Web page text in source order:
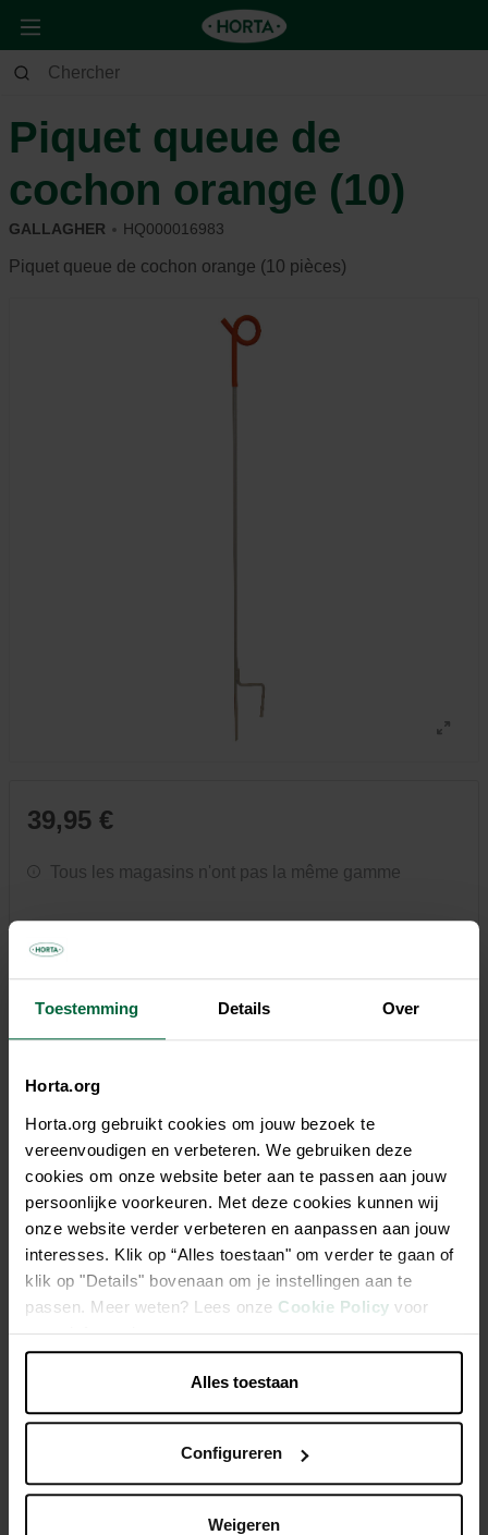
Toestemming Details Over
Horta.org
Horta.org gebruikt cookies om jouw bezoek te
vereenvoudigen en verbeteren. We gebruiken deze
cookies om onze website beter aan te passen aan jouw
persoonlijke voorkeuren. Met deze cookies kunnen wij
onze website verder verbeteren en aanpassen aan jouw
interesses. Klik op “Alles toestaan" om verder te gaan of
klik op "Details" bovenaan om je instellingen aan te
passen. Meer weten? Lees onze Cookie Policy voor
meer informatie.
Alles toestaan
Configureren
Weigeren
Animaux Moutons, chèvres, cerfs et cochons
Piquet queue de
cochon orange (10)
GALLAGHER HQ000016983
Piquet queue de cochon orange (10 pièces)
39,95 €
Tous les magasins n'ont pas la même gamme
Description
En cas d'utilisation de plusieurs fils, utiliser les isolateurs à
écrou # 010950 / 010943. Hauteur de clôture maximale :
0,85m.
Piquet léger et solide en acier à ressort
Plastique résistant aux UV pour une isolation efficace
Revêtement isolant blanc pour une visibilité maximale et
localisation facile
Pied pointu de 85mm de long, pour une installation facile
Revêtement plastique isolant thermo-soudé, pour une
Caractéristiques